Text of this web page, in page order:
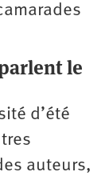
le
d’été
auteurs,